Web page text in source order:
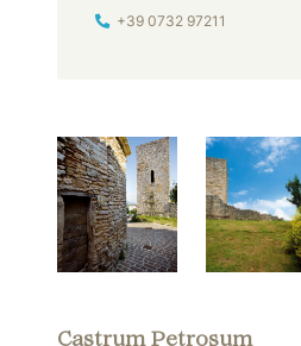
Tel
+39 0732 97211
Castrum Petrosum